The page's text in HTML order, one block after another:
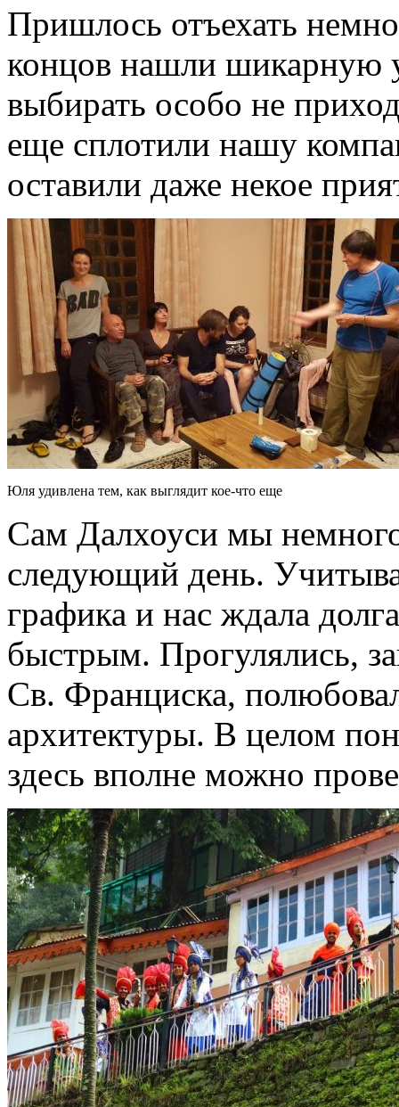
Пришлось отъехать
концов нашли шикарную
выбирать особо не
еще сплотили нашу
оставили даже некое
Юля удивлена тем, как выглядит кое-что еще
Сам Далхоуси мы
следующий день.
графика и нас ждала
быстрым. Прогулялись,
Св. Франциска,
архитектуры. В целом
здесь вполне можно